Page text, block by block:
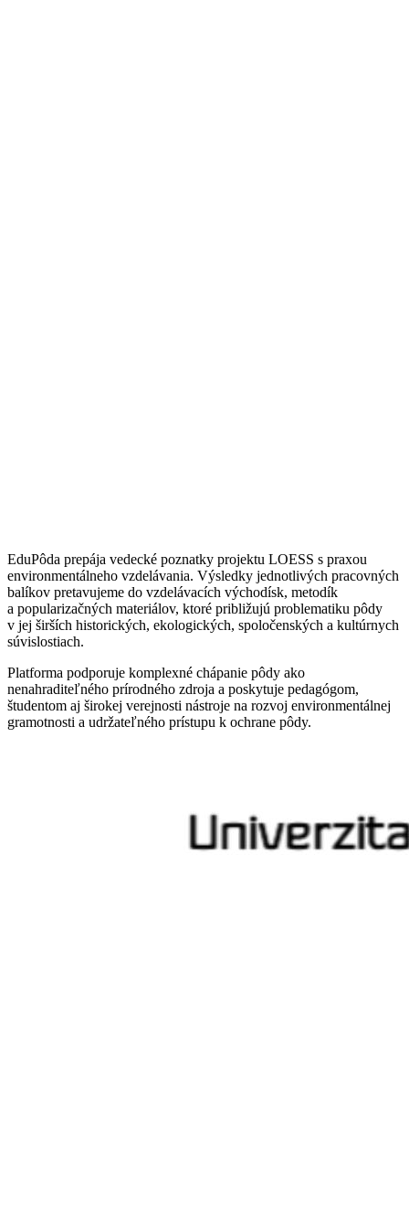
EduPôda prepája vedecké poznatky projektu LOESS s praxou
environmentálneho vzdelávania. Výsledky jednotlivých pracovných
balíkov pretavujeme do vzdelávacích východísk, metodík
a popularizačných materiálov, ktoré približujú problematiku pôdy
v jej širších historických, ekologických, spoločenských a kultúrnych
súvislostiach.
Platforma podporuje komplexné chápanie pôdy ako
nenahraditeľného prírodného zdroja a poskytuje pedagógom,
študentom aj širokej verejnosti nástroje na rozvoj environmentálnej
gramotnosti a udržateľného prístupu k ochrane pôdy.